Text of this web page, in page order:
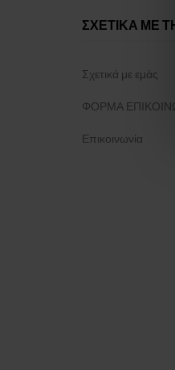
ΣΧΕΤΙΚΑ ΜΕ
Σχετικά με εμάς
ΦΟΡΜΑ
Επικοινωνία